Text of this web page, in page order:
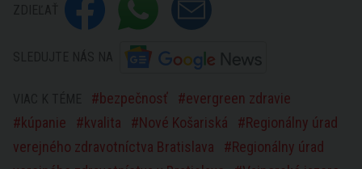
bezpečnosť
evergreen zdravie
kúpanie
kvalita Nové Košariská
Regionálny úrad
verejného zdravotníctva Bratislava
Regionálny úrad